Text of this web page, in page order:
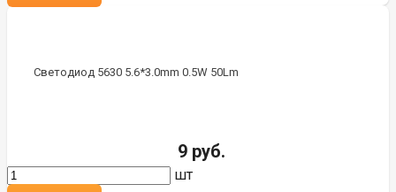
Светодиод 5630 5.6*3.0mm 0.5W 50Lm
9 руб.
шт